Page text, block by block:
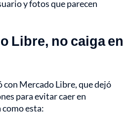
y fotos que parecen
Libre, no caiga en
Mercado Libre, que dejó
para evitar caer en
esta: